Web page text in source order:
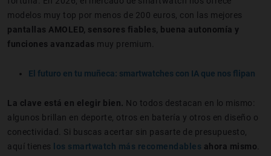
modelos muy top por menos de 200 euros, con las mejores
pantallas AMOLED, sensores fiables, buena autonomía y
funciones avanzadas muy premium.
El futuro en tu muñeca: smartwatches con IA que nos flipan
La clave está en elegir bien. No todos destacan en lo mismo:
algunos brillan en deporte, otros en batería y otros en diseño o
conectividad. Si buscas acertar sin pasarte de presupuesto,
aquí tienes
los smartwatch más recomendables ahora mismo